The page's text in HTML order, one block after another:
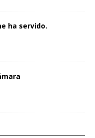
ha servido.